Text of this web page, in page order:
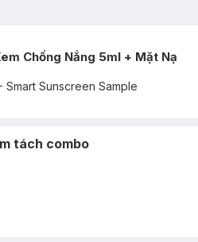
Chống Nắng 5ml + Mặt Nạ
Smart Sunscreen Sample
tách combo